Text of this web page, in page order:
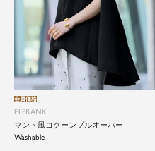
ELFRANK
マント風コクーンプルオーバー
Washable
会員価格